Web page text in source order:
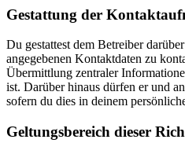
Gestattung der
Du gestattest dem Betreiber
angegebenen Kontaktdaten zu
Übermittlung zentraler
ist. Darüber hinaus dürfen er und
sofern du dies in deinem
Geltungsbereich dieser